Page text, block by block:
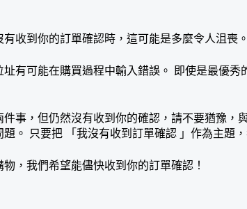
收到你的訂單確認時，這可能是多麼令人沮喪
有可能在購買過程中輸入錯誤。 即使是最優
事，但仍然沒有收到你的確認，請不要猶豫，
。 只要把 「我沒有收到訂單確認 」作為主題
，我們希望能儘快收到你的訂單確認！